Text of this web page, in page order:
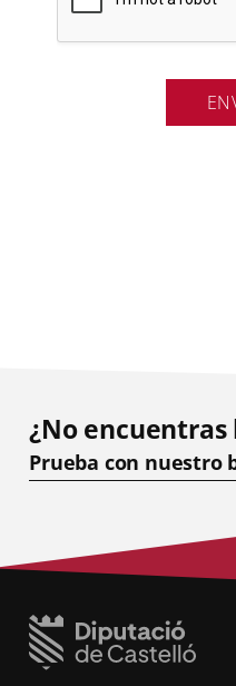
¿No encuentras
Prueba con nuestro